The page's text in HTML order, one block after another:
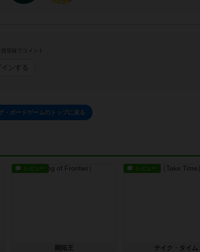
登録でコメント
インする
・ボードゲームのトップに戻る
レビュー
開拓王
レビュー
テイク・タイム